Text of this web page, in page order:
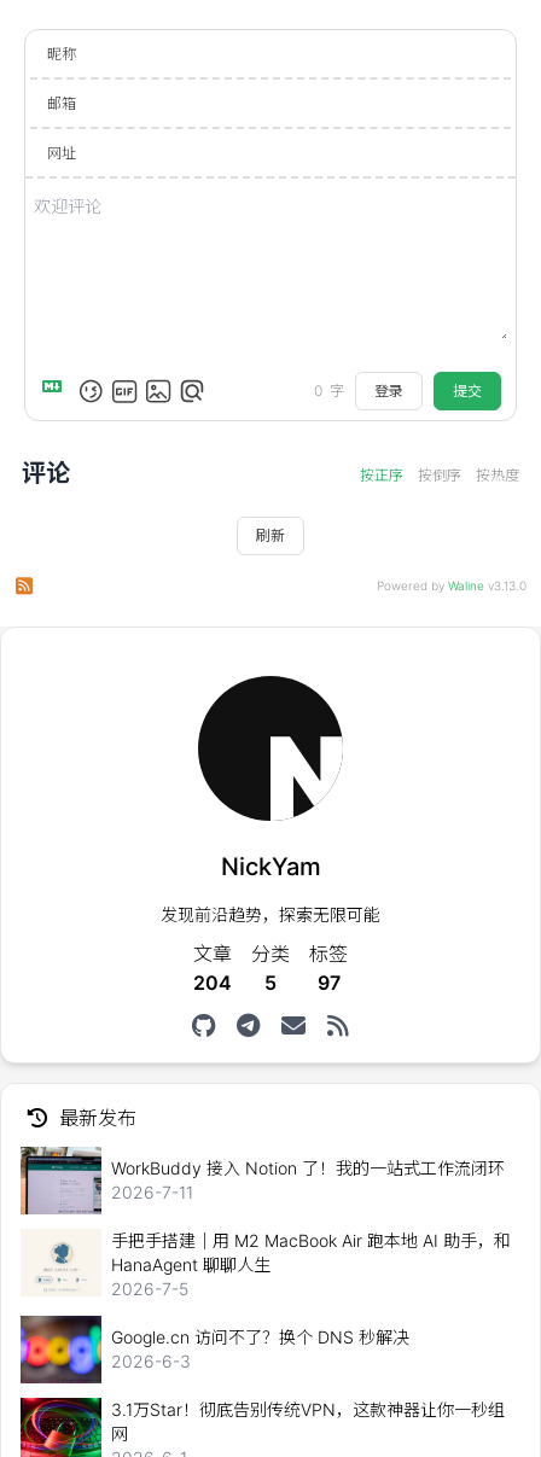
昵称
邮箱
网址
0 字 登录 提交
评论 按正序 按倒序 按热度
刷新
Powered by Waline v3.13.0
NickYam
发现前沿趋势，探索无限可能
文章
204
分类
5
标签
97
最新发布
WorkBuddy 接入 Notion 了！我的一站式工作流闭环
2026-7-11
手把手搭建｜用 M2 MacBook Air 跑本地 AI 助手，和
HanaAgent 聊聊人生
2026-7-5
Google.cn 访问不了？换个 DNS 秒解决
2026-6-3
3.1万Star！彻底告别传统VPN，这款神器让你一秒组
网